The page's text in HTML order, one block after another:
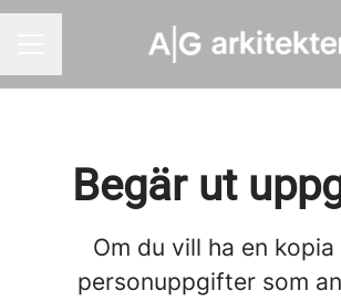
Begär ut
Om du vill ha en
personuppgifter som